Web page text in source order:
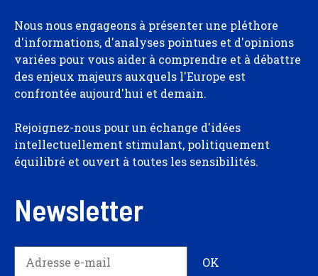
Nous nous engageons à présenter une pléthore
d'informations, d'analyses pointues et d'opinions
variées pour vous aider à comprendre et à débattre
des enjeux majeurs auxquels l'Europe est
confrontée aujourd'hui et demain.
Rejoignez-nous pour un échange d'idées
intellectuellement stimulant, politiquement
équilibré et ouvert à toutes les sensibilités.
Newsletter